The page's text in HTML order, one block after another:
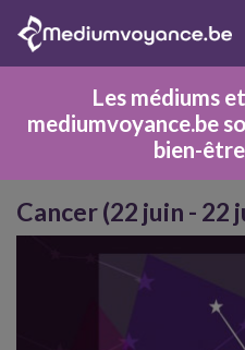
Les médiums
mediumvoyance.be
bien-
Cancer (22 juin - 22